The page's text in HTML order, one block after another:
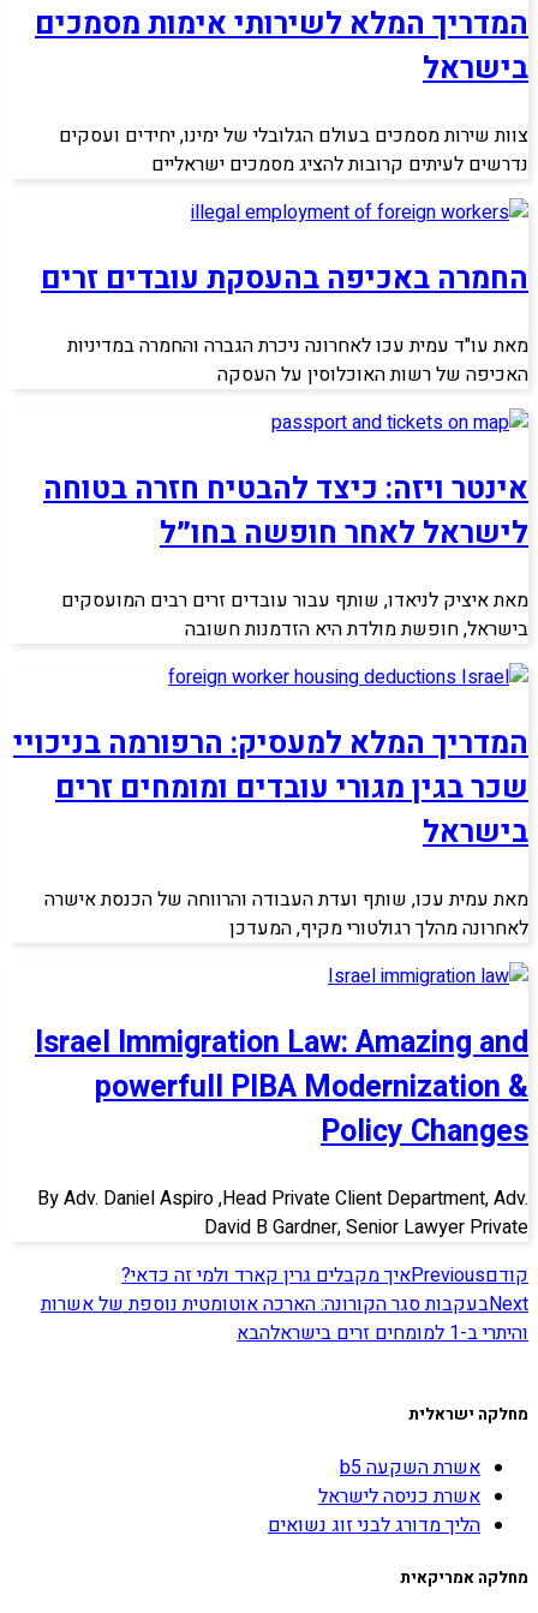
המדריך המלא לשירותי אימות מסמכים
בישראל
צוות שירות מסמכים בעולם הגלובלי של ימינו, יחידים ועסקים
נדרשים לעיתים קרובות להציג מסמכים ישראליים
החמרה באכיפה בהעסקת עובדים זרים
מאת עו"ד עמית עכו לאחרונה ניכרת הגברה והחמרה במדיניות
האכיפה של רשות האוכלוסין על העסקה
אינטר ויזה: כיצד להבטיח חזרה בטוחה
לישראל לאחר חופשה בחו״ל
מאת איציק לניאדו, שותף עבור עובדים זרים רבים המועסקים
בישראל, חופשת מולדת היא הזדמנות חשובה
המדריך המלא למעסיק: הרפורמה בניכויי
שכר בגין מגורי עובדים ומומחים זרים
בישראל
מאת עמית עכו, שותף ועדת העבודה והרווחה של הכנסת אישרה
לאחרונה מהלך רגולטורי מקיף, המעדכן
Israel Immigration Law: Amazing and
powerfull PIBA Modernization &
Policy Changes
By Adv. Daniel Aspiro ,Head Private Client Department, Adv.
David B Gardner, Senior Lawyer Private
קודםPreviousאיך מקבלים גרין קארד ולמי זה כדאי?
Nextבעקבות סגר הקורונה: הארכה אוטומטית נוספת של אשרות
והיתרי ב-1 למומחים זרים בישראל
הבא
מחלקה ישראלית
אשרת השקעה b5
אשרת כניסה לישראל
הליך מדורג לבני זוג נשואים
מחלקה אמריקאית